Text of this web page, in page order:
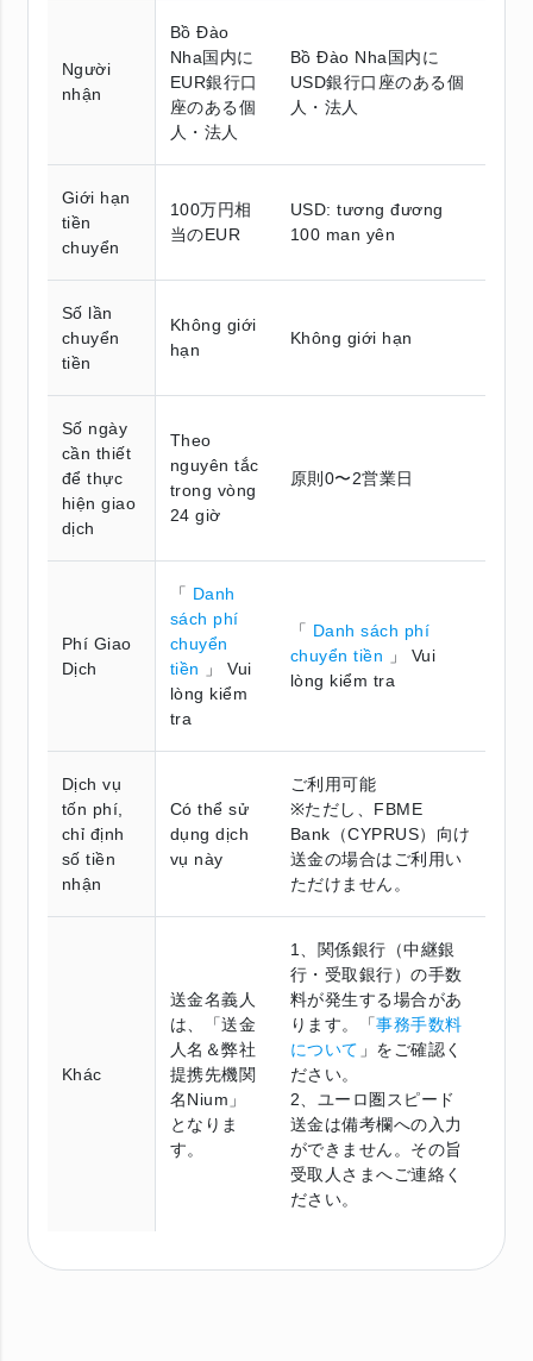
Người
nhận
Bồ Đào
Nha国内に
EUR銀行口
座のある個
人・法人
Bồ Đào Nha国内に
USD銀行口座のある個
人・法人
Giới hạn
tiền
chuyển
100万円相
当のEUR
USD: tương đương
100 man yên
Số lần
chuyển
tiền
Không giới
hạn
Không giới hạn
Số ngày
cần thiết
để thực
hiện giao
dịch
Theo
nguyên tắc
trong vòng
24 giờ
原則0〜2営業日
Phí Giao
Dịch
「 Danh
sách phí
chuyển
tiền
」 Vui
lòng kiểm
tra
「 Danh sách phí
chuyển tiền
」 Vui
lòng kiểm tra
Dịch vụ
tốn phí,
chỉ định
số tiền
nhận
Có thể sử
dụng dịch
vụ này
ご利用可能
※ただし、FBME
Bank（CYPRUS）向け
送金の場合はご利用い
ただけません。
Khác
送金名義人
は、「送金
人名＆弊社
提携先機関
名Nium」
となりま
す。
1、関係銀行（中継銀
行・受取銀行）の手数
料が発生する場合があ
ります。「事務手数料
について 」をご確認く
ださい。
2、ユーロ圏スピード
送金は備考欄への入力
ができません。その旨
受取人さまへご連絡く
ださい。